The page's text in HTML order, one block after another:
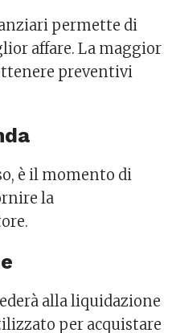
permette di
affare. La maggior
preventivi
è il momento di
la
alla liquidazione
per acquistare